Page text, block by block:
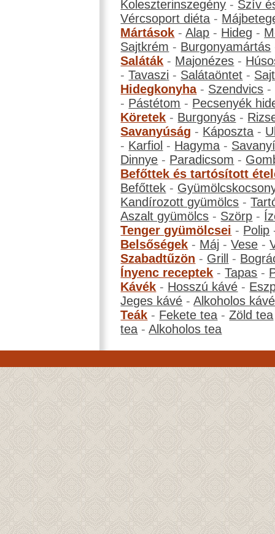
Koleszterinszegény - Szív
Vércsoport diéta -
Mártások -Alap - Hideg -
Sajtkrém - Burgonyamártás
Saláták - Majonézes -
-Tavaszi - Salátaöntet -
Hidegkonyha- Szendvics -
- Pástétom - Pecsenyék
Köretek - Burgonyás -
Savanyúság - Káposzta -
- Karfiol - Hagyma -
Dinnye - Paradicsom -
Befőttek és tartósított
Befőttek -
Kandírozott gyümölcs -
Aszalt gyümölcs - Szörp -
Tenger gyümölcsei - Polip
Belsőségek - Máj -Vese -
Szabadtűzön - Grill -
Ínyenc receptek -Tapas -
Kávék - Hosszú kávé -
Jeges kávé -Alkoholos kávé
Teák - Fekete tea -Zöld tea
tea -Alkoholos tea